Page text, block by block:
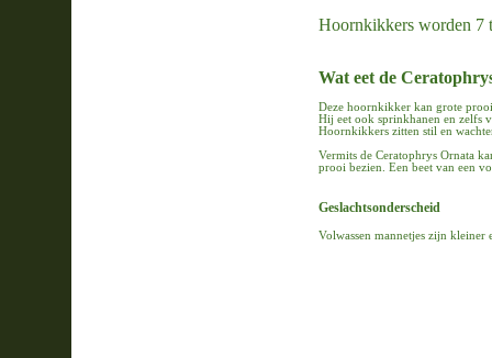
Hoornkikkers worden 7
Wat eet de
Deze hoornkikker kan grote
Hij eet ook sprinkhanen en zelfs
Hoornkikkers zitten stil en
Vermits de Ceratophrys Ornata
prooi bezien. Een beet van een
Geslachtsonderscheid
Volwassen mannetjes zijn kleiner